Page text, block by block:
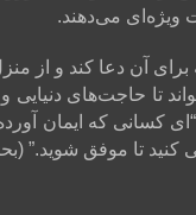
ویژه‌ای می‌دهند.
برای آن دعا کند و از
تا حاجت‌های دنیایی
که ایمان
موفق شوید.” (بحار الأنوار: